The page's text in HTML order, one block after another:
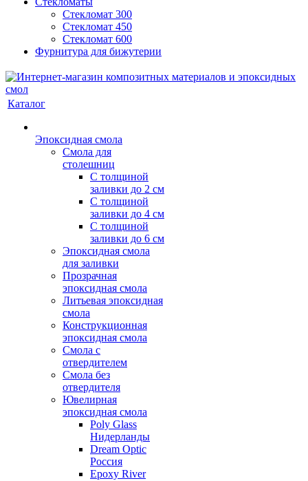
Стекломат 300
Стекломат 450
Стекломат 600
Фурнитура для бижутерии
Каталог
Эпоксидная смола
Смола для
столешниц
С толщиной
заливки до 2 см
С толщиной
заливки до 4 см
С толщиной
заливки до 6 см
Эпоксидная смола
для заливки
Прозрачная
эпоксидная смола
Литьевая эпоксидная
смола
Конструкционная
эпоксидная смола
Смола с
отвердителем
Смола без
отвердителя
Ювелирная
эпоксидная смола
Poly Glass
Нидерланды
Dream Optic
Россия
Epoxy River